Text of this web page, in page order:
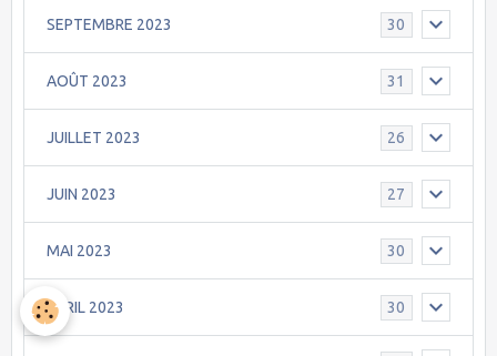
SEPTEMBRE 2023 30
AOÛT 2023 31
JUILLET 2023 26
JUIN 2023 27
MAI 2023 30
AVRIL 2023 30